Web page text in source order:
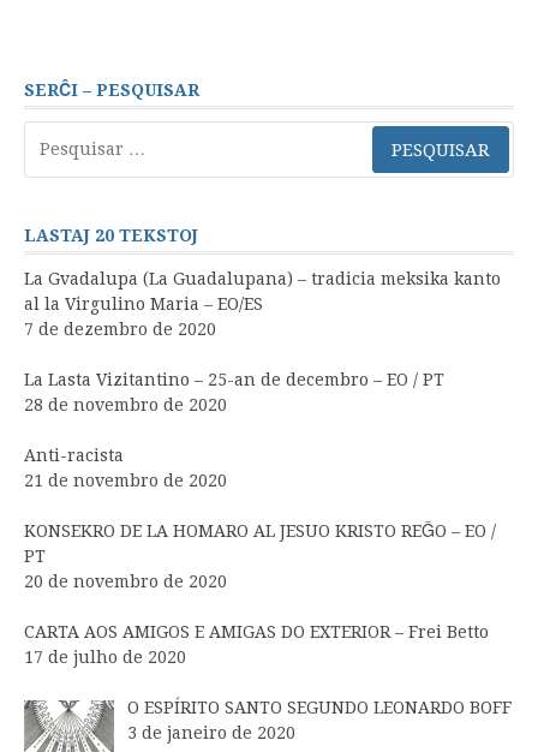
SERĈI – PESQUISAR
por:
LASTAJ 20 TEKSTOJ
La Gvadalupa (La Guadalupana) – tradicia meksika kanto
al la Virgulino Maria – EO/ES
7 de dezembro de 2020
La Lasta Vizitantino – 25-an de decembro – EO / PT
28 de novembro de 2020
Anti-racista
21 de novembro de 2020
KONSEKRO DE LA HOMARO AL JESUO KRISTO REĜO – EO /
PT
20 de novembro de 2020
CARTA AOS AMIGOS E AMIGAS DO EXTERIOR – Frei Betto
17 de julho de 2020
O ESPÍRITO SANTO SEGUNDO LEONARDO BOFF
3 de janeiro de 2020